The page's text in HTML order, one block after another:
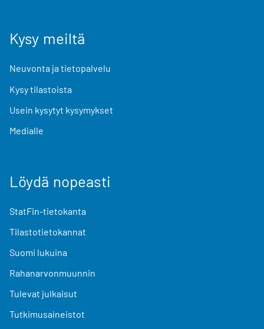
Kysy meiltä
Neuvonta ja tietopalvelu
Kysy tilastoista
Usein kysytyt kysymykset
Medialle
Löydä nopeasti
StatFin-tietokanta
Tilastotietokannat
Suomi lukuina
Rahanarvonmuunnin
Tulevat julkaisut
Tutkimusaineistot